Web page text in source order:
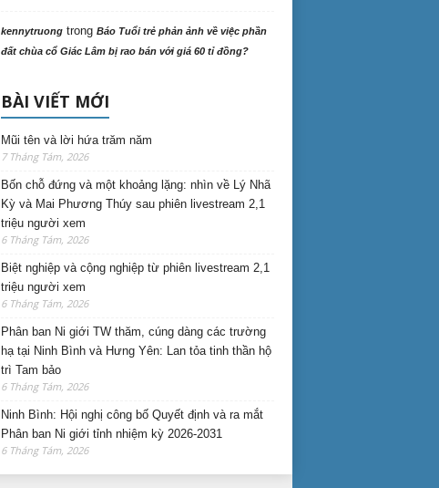
kennytruongtrong Báo Tuổi trẻ phản ảnh về việc phần
đất chùa cổ Giác Lâm bị rao bán với giá 60 tỉ đồng?
BÀI VIẾT MỚI
Mũi tên và lời hứa trăm năm
7 Tháng Tám, 2026
Bốn chỗ đứng và một khoảng lặng: nhìn về Lý Nhã
Kỳ và Mai Phương Thúy sau phiên livestream 2,1
triệu người xem
6 Tháng Tám, 2026
Biệt nghiệp và cộng nghiệp từ phiên livestream 2,1
triệu người xem
6 Tháng Tám, 2026
Phân ban Ni giới TW thăm, cúng dàng các trường
hạ tại Ninh Bình và Hưng Yên: Lan tỏa tinh thần hộ
trì Tam bảo
6 Tháng Tám, 2026
Ninh Bình: Hội nghị công bố Quyết định và ra mắt
Phân ban Ni giới tỉnh nhiệm kỳ 2026-2031
6 Tháng Tám, 2026